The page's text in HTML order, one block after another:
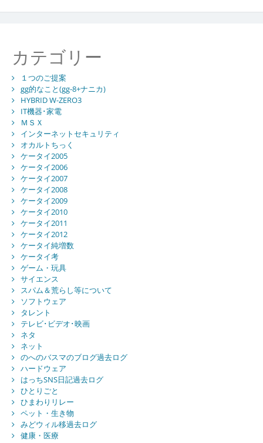
カテゴリー
１つのご提案
gg的なこと(gg-8+ナニカ)
HYBRID W-ZERO3
IT機器･家電
ＭＳＸ
インターネットセキュリティ
オカルトちっく
ケータイ2005
ケータイ2006
ケータイ2007
ケータイ2008
ケータイ2009
ケータイ2010
ケータイ2011
ケータイ2012
ケータイ純増数
ケータイ考
ゲーム・玩具
サイエンス
スパム＆荒らし等について
ソフトウェア
タレント
テレビ･ビデオ･映画
ネタ
ネット
のへのバスマのブログ過去ログ
ハードウェア
はっちSNS日記過去ログ
ひとりごと
ひまわりリレー
ペット・生き物
みどウィル移過去ログ
健康・医療